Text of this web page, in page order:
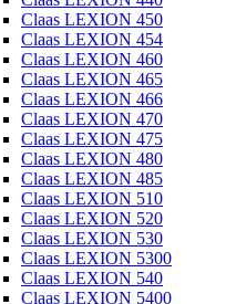
Claas LEXION 450
Claas LEXION 454
Claas LEXION 460
Claas LEXION 465
Claas LEXION 466
Claas LEXION 470
Claas LEXION 475
Claas LEXION 480
Claas LEXION 485
Claas LEXION 510
Claas LEXION 520
Claas LEXION 530
Claas LEXION 5300
Claas LEXION 540
Claas LEXION 5400